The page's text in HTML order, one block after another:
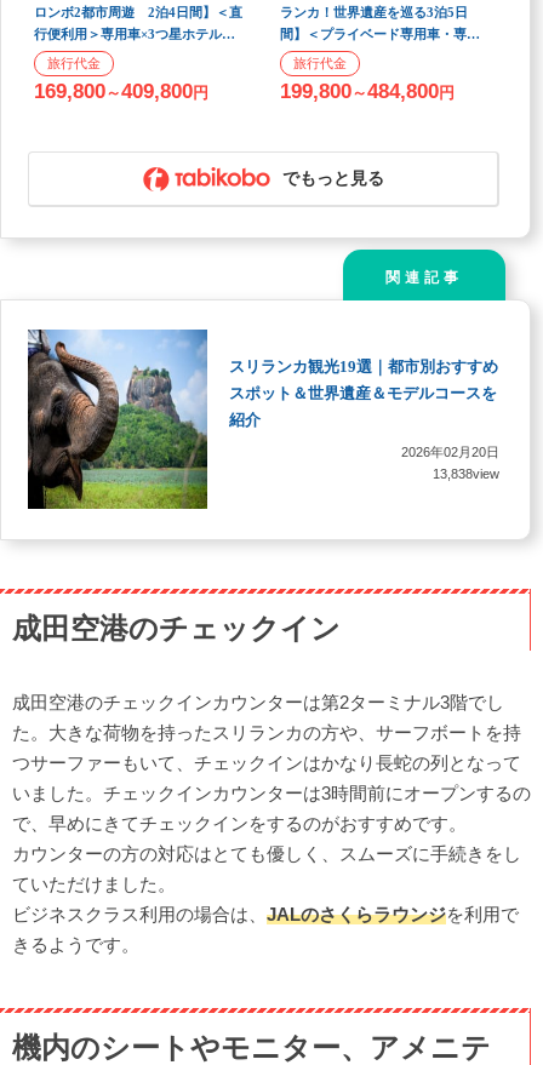
ロンボ2都市周遊 2泊4日間】＜直
行便利用＞専用車×3つ星ホテル泊×
食事5回付き！
169,800～409,800円
ランカ！世界遺産を巡る3泊5日
間】＜プライベード専用車・専属
ガイド同行・直行便利用プラン＞3
つの世界遺産巡り×4つ星ホテル宿
泊×食事8回付き！
199,800～484,800円
でもっと見る
関連記事
スリランカ観光19選｜都市別おすすめ
スポット＆世界遺産＆モデルコースを
紹介
2026年02月20日
13,838view
成田空港のチェックイン
成田空港のチェックインカウンターは第2ターミナル3階でし
た。大きな荷物を持ったスリランカの方や、サーフボートを持
つサーファーもいて、チェックインはかなり長蛇の列となって
いました。チェックインカウンターは3時間前にオープンするの
で、早めにきてチェックインをするのがおすすめです。
カウンターの方の対応はとても優しく、スムーズに手続きをし
ていただけました。
ビジネスクラス利用の場合は、 JALのさくらラウンジを利用で
きるようです。
機内のシートやモニター、アメニテ